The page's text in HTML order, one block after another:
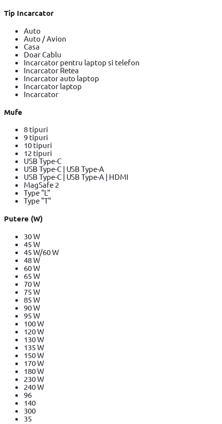
Tip Incarcator
Auto
Auto / Avion
Casa
Doar Cablu
Incarcator pentru laptop si telefon
Incarcator Retea
Incarcator auto laptop
Incarcator laptop
Incarcator
Mufe
8 tipuri
9 tipuri
10 tipuri
12 tipuri
USB Type-C
USB Type-C | USB Type-A
USB Type-C | USB Type-A | HDMI
MagSafe 2
Type "L"
Type "T"
Putere (W)
30 W
45 W
45 W/60 W
48 W
60 W
65 W
70 W
75 W
85 W
90 W
95 W
100 W
120 W
130 W
135 W
150 W
170 W
180 W
230 W
240 W
96
140
300
35